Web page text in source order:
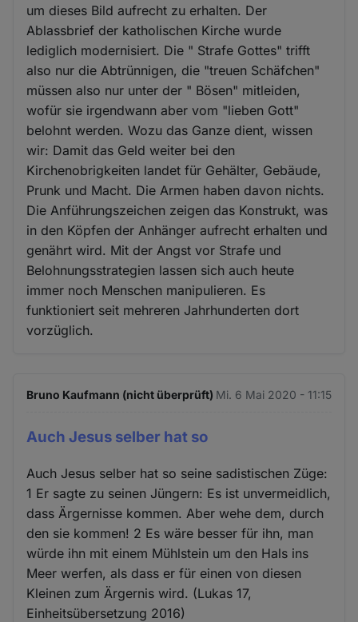
um dieses Bild aufrecht zu erhalten. Der
Ablassbrief der katholischen Kirche wurde
lediglich modernisiert. Die " Strafe Gottes" trifft
also nur die Abtrünnigen, die "treuen Schäfchen"
müssen also nur unter der " Bösen" mitleiden,
wofür sie irgendwann aber vom "lieben Gott"
belohnt werden. Wozu das Ganze dient, wissen
wir: Damit das Geld weiter bei den
Kirchenobrigkeiten landet für Gehälter, Gebäude,
Prunk und Macht. Die Armen haben davon nichts.
Die Anführungszeichen zeigen das Konstrukt, was
in den Köpfen der Anhänger aufrecht erhalten und
genährt wird. Mit der Angst vor Strafe und
Belohnungsstrategien lassen sich auch heute
immer noch Menschen manipulieren. Es
funktioniert seit mehreren Jahrhunderten dort
vorzüglich.
Bruno Kaufmann (nicht überprüft) Mi. 6 Mai 2020 - 11:15
Auch Jesus selber hat so
Auch Jesus selber hat so seine sadistischen Züge:
1 Er sagte zu seinen Jüngern: Es ist unvermeidlich,
dass Ärgernisse kommen. Aber wehe dem, durch
den sie kommen! 2 Es wäre besser für ihn, man
würde ihn mit einem Mühlstein um den Hals ins
Meer werfen, als dass er für einen von diesen
Kleinen zum Ärgernis wird. (Lukas 17,
Einheitsübersetzung 2016)